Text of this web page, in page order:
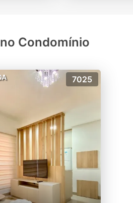
Condomínio
7025